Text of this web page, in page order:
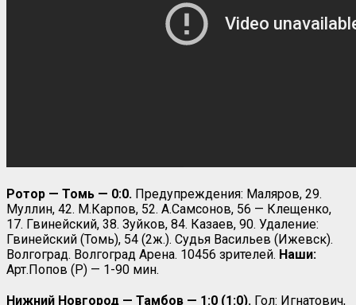
Ротор — Томь — 0:0. Предупреждения: Маляров, 29.
Муллин, 42. М.Карпов, 52. А.Самсонов, 56 — Клещенко,
17. Гвинейский, 38. Зуйков, 84. Казаев, 90. Удаление:
Гвинейский (Томь), 54 (2ж.). Судья Васильев (Ижевск).
Волгоград. Волгоград Арена. 10456 зрителей. Наши:
Арт.Попов (Р) — 1-90 мин.
Нижний Новгород — Тамбов — 1:0 (1:0). Гол: Игнатович,